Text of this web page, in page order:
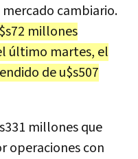
mercado cambiario.
millones
último martes, el
de u$s507
millones que
operaciones con